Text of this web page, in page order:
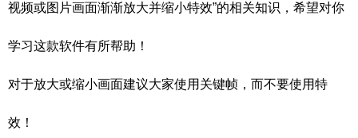
视频或图片画面渐渐放大并缩小特效”的相关知识，希望对你
学习这款软件有所帮助！
对于放大或缩小画面建议大家使用关键帧，而不要使用特
效！